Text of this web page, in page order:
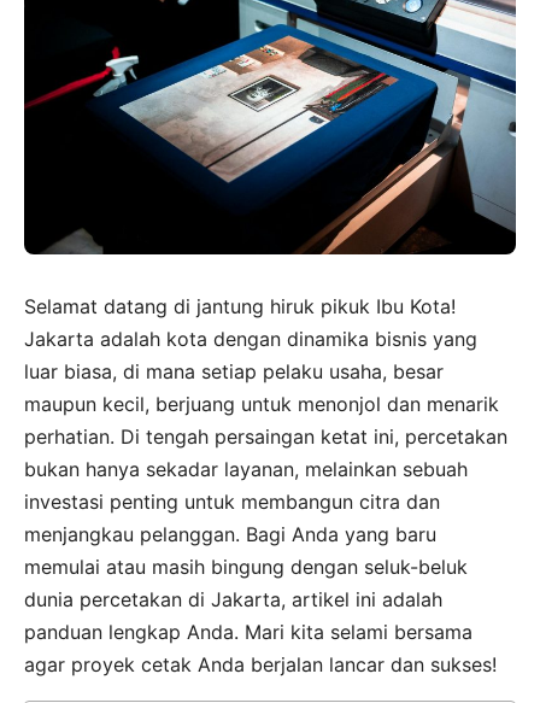
Selamat datang di jantung hiruk pikuk Ibu Kota!
Jakarta adalah kota dengan dinamika bisnis yang
luar biasa, di mana setiap pelaku usaha, besar
maupun kecil, berjuang untuk menonjol dan menarik
perhatian. Di tengah persaingan ketat ini, percetakan
bukan hanya sekadar layanan, melainkan sebuah
investasi penting untuk membangun citra dan
menjangkau pelanggan. Bagi Anda yang baru
memulai atau masih bingung dengan seluk-beluk
dunia percetakan di Jakarta, artikel ini adalah
panduan lengkap Anda. Mari kita selami bersama
agar proyek cetak Anda berjalan lancar dan sukses!